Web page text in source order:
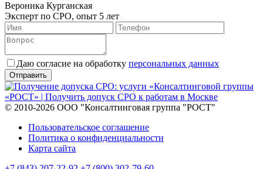
Вероника Курганская
Эксперт по СРО, опыт 5 лет
Даю согласие на обработку персональных данных
© 2010-2026 ООО "Консалтинговая группа "РОСТ"
Пользовательское соглашение
Политика о конфиденциальности
Карта сайта